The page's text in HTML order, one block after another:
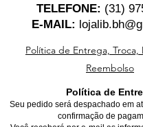
TELEFONE: (31)
E-MAIL:
Política de Entrega, Troca,
Reembolso
Política de
Seu pedido será despachado em
confirmação de